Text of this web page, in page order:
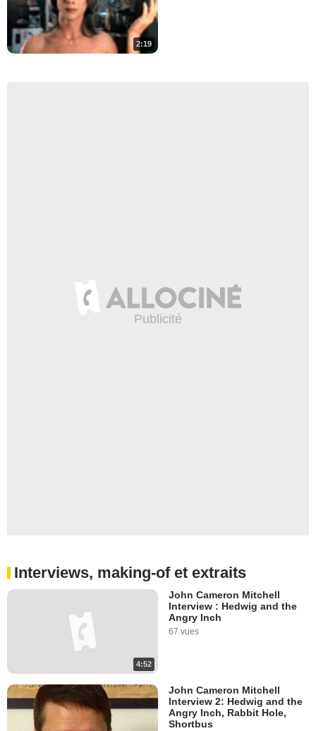
2:19
Interviews, making-of et extraits
4:52
John Cameron Mitchell
Interview : Hedwig and the
Angry Inch
67 vues
John Cameron Mitchell
Interview 2: Hedwig and the
Angry Inch, Rabbit Hole,
Shortbus